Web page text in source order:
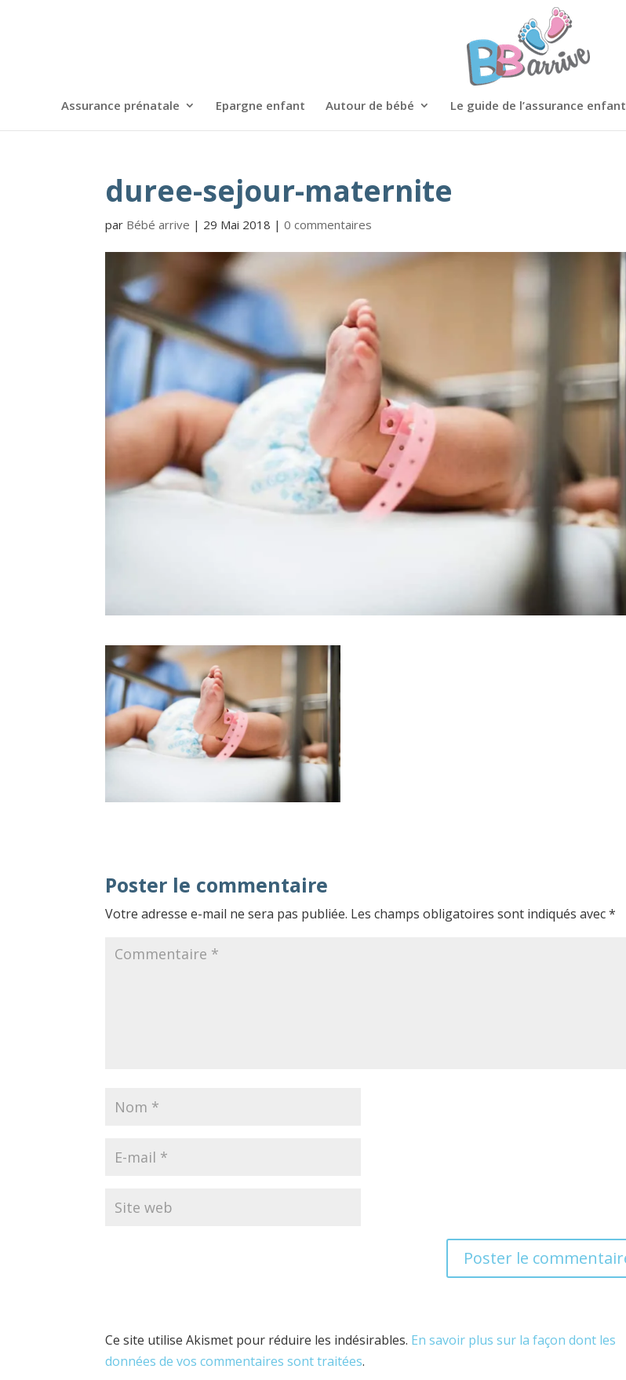
Assurance prénatale Epargne enfant Autour de bébé Le guide de l’assurance enfant
duree-sejour-maternite
par Bébé arrive | 29 Mai 2018 |0 commentaires
Poster le commentaire
Votre adresse e-mail ne sera pas publiée. Les champs obligatoires sont indiqués avec*
Ce site utilise Akismet pour réduire les indésirables. En savoir plus sur la façon dont les
données de vos commentaires sont traitées.